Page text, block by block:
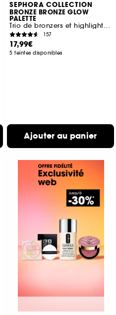
SEPHORA COLLECTION
BRONZE BRONZE GLOW
PALETTE
Trio de bronzers et highlighter multi-textures
157
17,99€
5 teintes disponibles
Ajouter au panier